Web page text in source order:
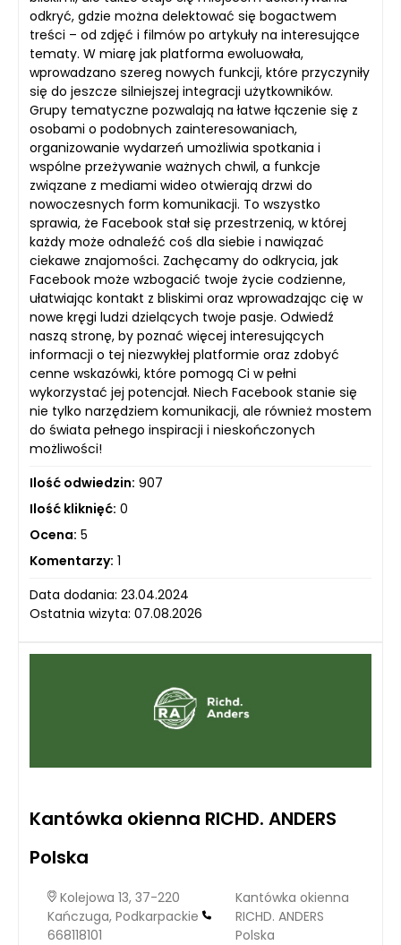
odkryć, gdzie można delektować się bogactwem
treści – od zdjęć i filmów po artykuły na interesujące
tematy. W miarę jak platforma ewoluowała,
wprowadzano szereg nowych funkcji, które przyczyniły
się do jeszcze silniejszej integracji użytkowników.
Grupy tematyczne pozwalają na łatwe łączenie się z
osobami o podobnych zainteresowaniach,
organizowanie wydarzeń umożliwia spotkania i
wspólne przeżywanie ważnych chwil, a funkcje
związane z mediami wideo otwierają drzwi do
nowoczesnych form komunikacji. To wszystko
sprawia, że Facebook stał się przestrzenią, w której
każdy może odnaleźć coś dla siebie i nawiązać
ciekawe znajomości. Zachęcamy do odkrycia, jak
Facebook może wzbogacić twoje życie codzienne,
ułatwiając kontakt z bliskimi oraz wprowadzając cię w
nowe kręgi ludzi dzielących twoje pasje. Odwiedź
naszą stronę, by poznać więcej interesujących
informacji o tej niezwykłej platformie oraz zdobyć
cenne wskazówki, które pomogą Ci w pełni
wykorzystać jej potencjał. Niech Facebook stanie się
nie tylko narzędziem komunikacji, ale również mostem
do świata pełnego inspiracji i nieskończonych
możliwości!
Ilość odwiedzin: 907
Ilość kliknięć: 0
Ocena: 5
Komentarzy: 1
Data dodania: 23.04.2024
Ostatnia wizyta: 07.08.2026
Kantówka okienna RICHD. ANDERS
Polska
Kolejowa 13, 37-220
Kańczuga, Podkarpackie
668118101
Kantówka okienna
RICHD. ANDERS
Polska